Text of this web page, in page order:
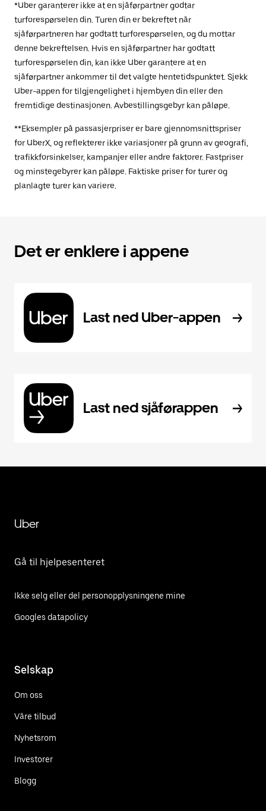
*Uber garanterer ikke at en sjåførpartner godtar
turforespørselen din. Turen din er bekreftet når
sjåførpartneren har godtatt turforespørselen, og du mottar
denne bekreftelsen. Hvis en sjåførpartner har godtatt
turforespørselen din, kan ikke Uber garantere at en
sjåførpartner ankommer til det valgte hentetidspunktet. Sjekk
Uber-appen for tilgjengelighet i hjembyen din eller den
fremtidige destinasjonen. Avbestillingsgebyr kan påløpe.
**Eksempler på passasjerpriser er bare gjennomsnittspriser
for UberX, og reflekterer ikke variasjoner på grunn av geografi,
trafikkforsinkelser, kampanjer eller andre faktorer. Fastpriser
og minstegebyrer kan påløpe. Faktiske priser for turer og
planlagte turer kan variere.
Det er enklere i appene
Last ned Uber-appen
Last ned sjåførappen
Uber
Gå til hjelpesenteret
Ikke selg eller del personopplysningene mine
Googles datapolicy
Selskap
Om oss
Våre tilbud
Nyhetsrom
Investorer
Blogg